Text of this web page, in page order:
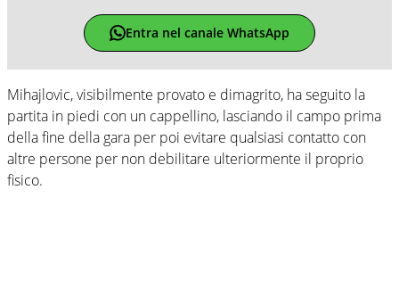
Entra nel canale WhatsApp
Mihajlovic, visibilmente provato e dimagrito, ha seguito la
partita in piedi con un cappellino, lasciando il campo prima
della fine della gara per poi evitare qualsiasi contatto con
altre persone per non debilitare ulteriormente il proprio
fisico.